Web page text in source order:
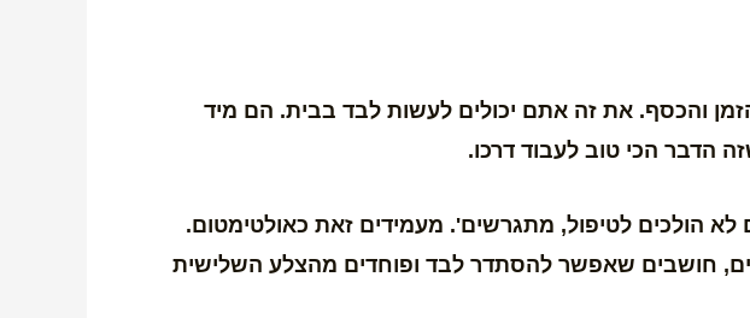
והכסף. את זה אתם יכולים לעשות לבד בבית. הם מיד
הדבר הכי טוב לעבוד דרכו.
הולכים לטיפול, מתגרשים'. מעמידים זאת כאולטימטום.
חושבים שאפשר להסתדר לבד ופוחדים מהצלע השלישית